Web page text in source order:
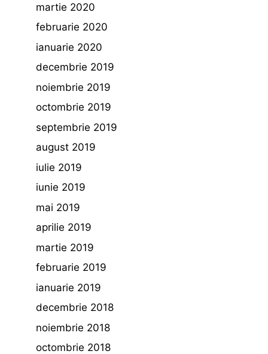
martie 2020
februarie 2020
ianuarie 2020
decembrie 2019
noiembrie 2019
octombrie 2019
septembrie 2019
august 2019
iulie 2019
iunie 2019
mai 2019
aprilie 2019
martie 2019
februarie 2019
ianuarie 2019
decembrie 2018
noiembrie 2018
octombrie 2018